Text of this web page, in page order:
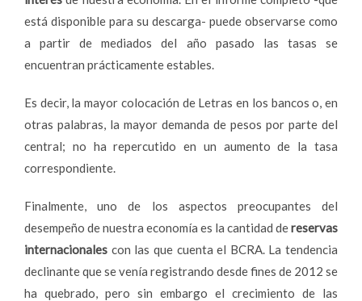
está disponible para su descarga- puede observarse como
a partir de mediados del año pasado las tasas se
encuentran prácticamente estables.
Es decir, la mayor colocación de Letras en los bancos o, en
otras palabras, la mayor demanda de pesos por parte del
central; no ha repercutido en un aumento de la tasa
correspondiente.
Finalmente, uno de los aspectos preocupantes del
desempeño de nuestra economía es la cantidad dereservas
internacionales con las que cuenta el BCRA. La tendencia
declinante que se venía registrando desde fines de 2012 se
ha quebrado, pero sin embargo el crecimiento de las